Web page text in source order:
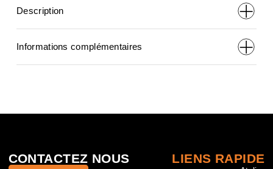
Description
Informations complémentaires
CONTACTEZ NOUS LIENS RAPIDE